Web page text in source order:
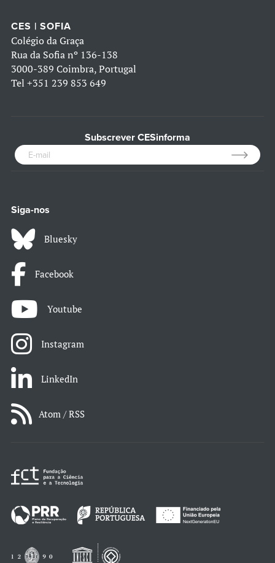
CES | SOFIA
Colégio da Graça
Rua da Sofia nº 136-138
3000-389 Coimbra, Portugal
Tel +351 239 853 649
Subscrever CESinforma
Siga-nos
Bluesky
Facebook
Youtube
Instagram
LinkedIn
Atom / RSS